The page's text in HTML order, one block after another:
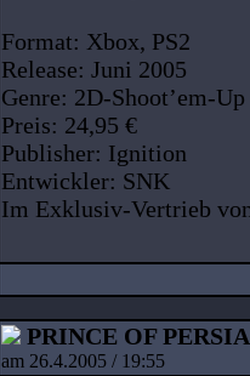
Format: Xbox, PS2
Release: Juni 2005
Genre: 2D-Shoot’em-Up
Preis: 24,95 €
Publisher: Ignition
Entwickler: SNK
Im Exklusiv-Vertrieb
PRINCE OF
am 26.4.2005 / 19:55